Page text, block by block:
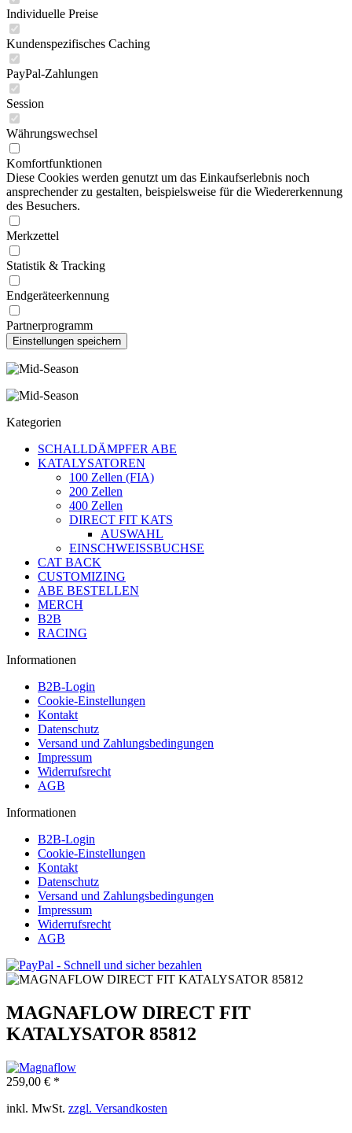
Individuelle Preise
Kundenspezifisches Caching
PayPal-Zahlungen
Session
Währungswechsel
Komfortfunktionen
Diese Cookies werden genutzt um das Einkaufserlebnis noch
ansprechender zu gestalten, beispielsweise für die Wiedererkennung
des Besuchers.
Merkzettel
Statistik & Tracking
Endgeräteerkennung
Partnerprogramm
Kategorien
SCHALLDÄMPFER ABE
KATALYSATOREN
100 Zellen (FIA)
200 Zellen
400 Zellen
DIRECT FIT KATS
AUSWAHL
EINSCHWEISSBUCHSE
CAT BACK
CUSTOMIZING
ABE BESTELLEN
MERCH
B2B
RACING
Informationen
B2B-Login
Cookie-Einstellungen
Kontakt
Datenschutz
Versand und Zahlungsbedingungen
Impressum
Widerrufsrecht
AGB
Informationen
B2B-Login
Cookie-Einstellungen
Kontakt
Datenschutz
Versand und Zahlungsbedingungen
Impressum
Widerrufsrecht
AGB
MAGNAFLOW DIRECT FIT
KATALYSATOR 85812
259,00 € *
inkl. MwSt. zzgl. Versandkosten